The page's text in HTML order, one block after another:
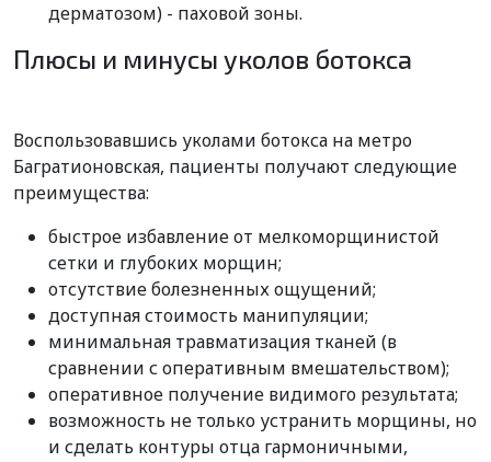
дерматозом) - паховой зоны.
Плюсы и минусы уколов ботокса
Воспользовавшись уколами ботокса на метро
Багратионовская, пациенты получают следующие
преимущества:
быстрое избавление от мелкоморщинистой
сетки и глубоких морщин;
отсутствие болезненных ощущений;
доступная стоимость манипуляции;
минимальная травматизация тканей (в
сравнении с оперативным вмешательством);
оперативное получение видимого результата;
возможность не только устранить морщины, но
и сделать контуры отца гармоничными,